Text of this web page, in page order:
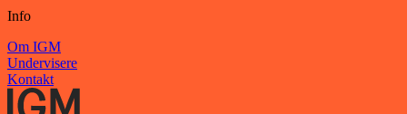
Info
Om IGM
Undervisere
Kontakt